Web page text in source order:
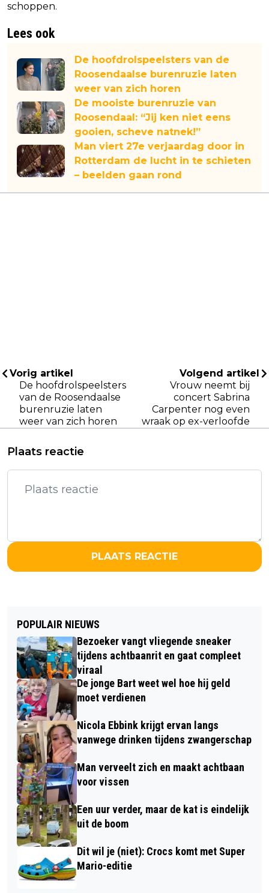
schoppen.
Lees ook
De hoofdrolspeelsters van de
Roosendaalse burenruzie laten
weer van zich horen
De mooiste burenruzie van
Roosendaal: “Jij ken niet eens
gooien, scheve natnek!”
Man viert 27e verjaardag door in
Rotterdam de lucht in te schieten
– beelden gaan rond
Vorig artikel
De hoofdrolspeelsters
van de Roosendaalse
burenruzie laten
weer van zich horen
Volgend artikel
Vrouw neemt bij
concert Sabrina
Carpenter nog even
wraak op ex-verloofde
Plaats reactie
PLAATS REACTIE
POPULAIR NIEUWS
Bezoeker vangt vliegende sneaker
tijdens achtbaanrit en gaat compleet
viraal
De jonge Bart weet wel hoe hij geld
moet verdienen
Nicola Ebbink krijgt ervan langs
vanwege drinken tijdens zwangerschap
Man verveelt zich en maakt achtbaan
voor vissen
Een uur verder, maar de kat is eindelijk
uit de boom
Dit wil je (niet): Crocs komt met Super
Mario-editie